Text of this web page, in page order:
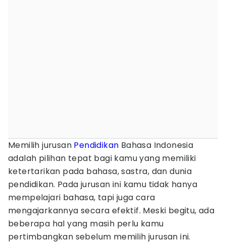
Memilih jurusan Pendidikan Bahasa Indonesia
adalah pilihan tepat bagi kamu yang memiliki
ketertarikan pada bahasa, sastra, dan dunia
pendidikan. Pada jurusan ini kamu tidak hanya
mempelajari bahasa, tapi juga cara
mengajarkannya secara efektif. Meski begitu, ada
beberapa hal yang masih perlu kamu
pertimbangkan sebelum memilih jurusan ini.